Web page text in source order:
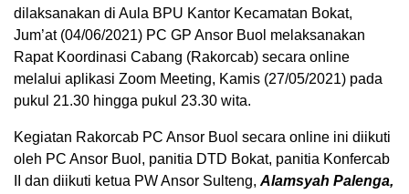
dilaksanakan di Aula BPU Kantor Kecamatan Bokat,
Jum’at (04/06/2021) PC GP Ansor Buol melaksanakan
Rapat Koordinasi Cabang (Rakorcab) secara online
melalui aplikasi Zoom Meeting, Kamis (27/05/2021) pada
pukul 21.30 hingga pukul 23.30 wita.
Kegiatan Rakorcab PC Ansor Buol secara online ini diikuti
oleh PC Ansor Buol, panitia DTD Bokat, panitia Konfercab
II dan diikuti ketua PW Ansor Sulteng, Alamsyah Palenga,